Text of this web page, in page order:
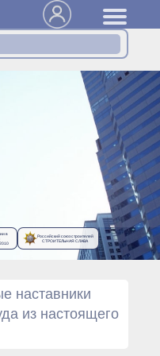
управления Ассоциации
● Общее собрание членов
● Генеральный директор
органы
● Контрольный комитет
● Дисциплинарный комитет
● Архив
органов управления
в
Российский союз строителей
СТРОИТЕЛЬНАЯ СЛАВА
наставники
из настоящего